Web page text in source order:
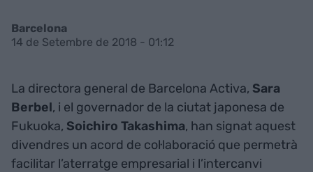
Barcelona
14 de Setembre de 2018 - 01:12
La directora general de Barcelona Activa, Sara
Berbel, i el governador de la ciutat japonesa de
Fukuoka, Soichiro Takashima, han signat aquest
divendres un acord de col·laboració que permetrà
facilitar l’aterratge empresarial i l’intercanvi